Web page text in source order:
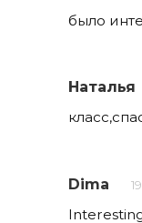
было
Наталья
Dima